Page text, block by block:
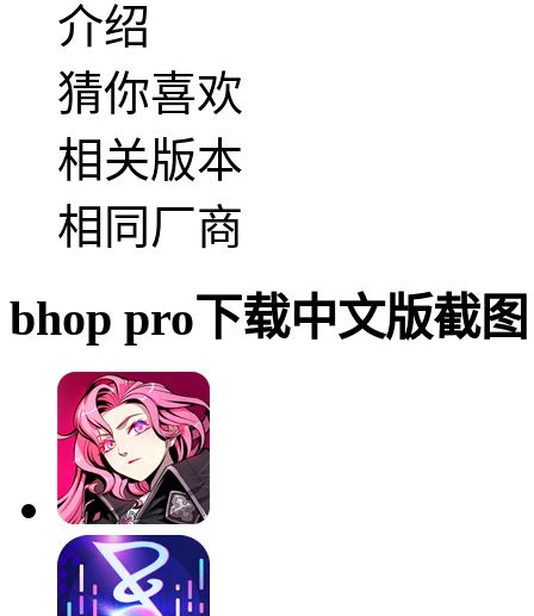
介绍
猜你喜欢
相关版本
相同厂商
bhop pro下载中文版截图